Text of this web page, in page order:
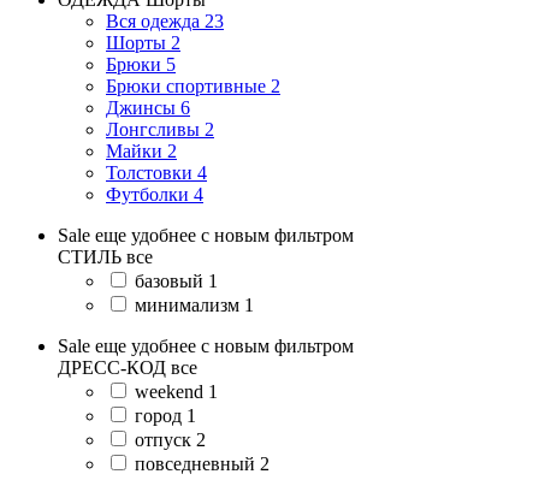
Вся одежда 23
Шорты 2
Брюки 5
Брюки спортивные 2
Джинсы 6
Лонгсливы 2
Майки 2
Толстовки 4
Футболки 4
Sale еще удобнее с новым фильтром
СТИЛЬ все
базовый 1
минимализм 1
Sale еще удобнее с новым фильтром
ДРЕСС-КОД все
weekend 1
город 1
отпуск 2
повседневный 2